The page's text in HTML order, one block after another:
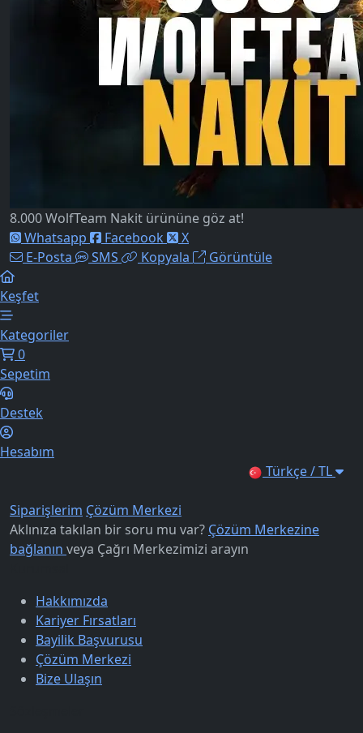
8.000 WolfTeam Nakit ürününe göz at!
Whatsapp
Facebook
X
E-Posta
SMS Kopyala Görüntüle
Keşfet
Kategoriler
0
Sepetim
Destek
Hesabım
Türkçe / TL
Siparişlerim Çözüm Merkezi
Aklınıza takılan bir soru mu var? Çözüm Merkezine
bağlanın veya Çağrı Merkezimizi arayın
Hakkımızda
Kariyer Fırsatları
Bayilik Başvurusu
Çözüm Merkezi
Bize Ulaşın